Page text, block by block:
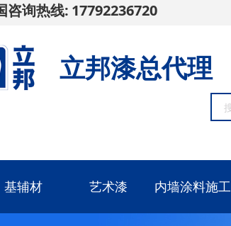
咨询热线: 17792236720
立邦漆总代理
基辅材 艺术漆 内墙涂料施工